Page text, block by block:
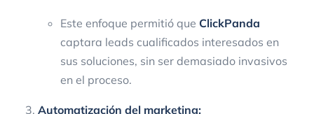
Este enfoque permitió que ClickPanda
captara leads cualificados interesados en
sus soluciones, sin ser demasiado invasivos
en el proceso.
Automatización del marketing: